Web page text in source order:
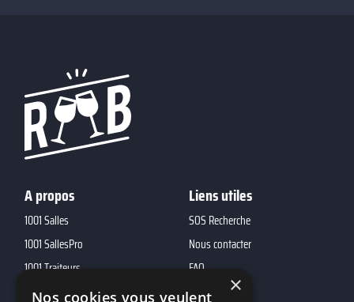
A propos
1001 Salles
1001 SallesPro
1001 Traiteurs
1001 DJ
Liens utiles
SOS Recherche
Nous contacter
FAQ
×
Nos cookies vous veulent